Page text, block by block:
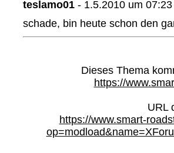
teslamo01 - 1.5.2010 um 07:23
schade, bin heute schon den
Dieses Thema
https://
URL
https://www.smart-